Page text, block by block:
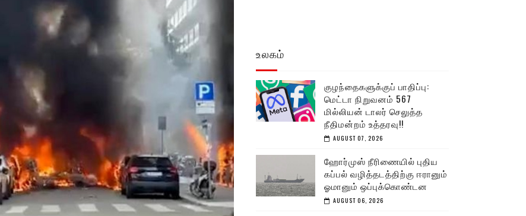
உலகம்
குழந்தைகளுக்குப் பாதிப்பு:
மெட்டா நிறுவனம் 567
மில்லியன் டாலர் செலுத்த
நீதிமன்றம் உத்தரவு!!
AUGUST 07, 2026
ஹோர்முஸ் நீரிணையில் புதிய
கப்பல் வழித்தடத்திற்கு ஈரானும்
ஓமானும் ஒப்புக்கொண்டன
AUGUST 06, 2026